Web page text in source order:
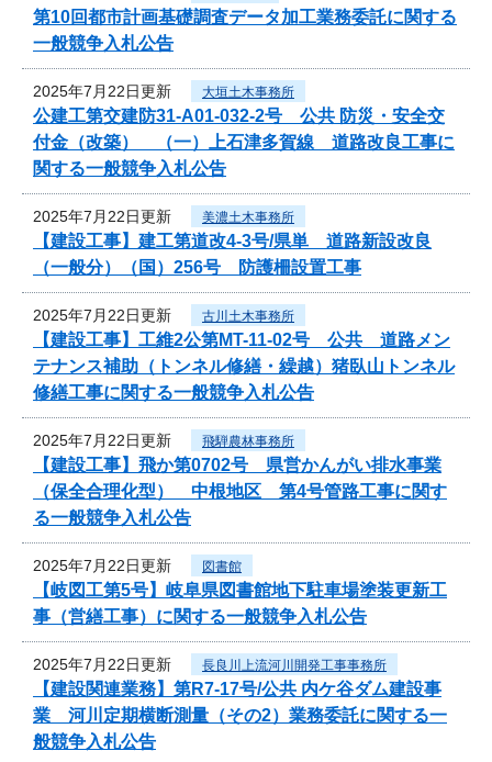
第10回都市計画基礎調査データ加工業務委託に関する
一般競争入札公告
2025年7月22日更新 大垣土木事務所
公建工第交建防31-A01-032-2号 公共 防災・安全交
付金（改築） （一）上石津多賀線 道路改良工事に
関する一般競争入札公告
2025年7月22日更新 美濃土木事務所
【建設工事】建工第道改4-3号/県単 道路新設改良
（一般分）（国）256号 防護柵設置工事
2025年7月22日更新 古川土木事務所
【建設工事】工維2公第MT-11-02号 公共 道路メン
テナンス補助（トンネル修繕・繰越）猪臥山トンネル
修繕工事に関する一般競争入札公告
2025年7月22日更新 飛騨農林事務所
【建設工事】飛か第0702号 県営かんがい排水事業
（保全合理化型） 中根地区 第4号管路工事に関す
る一般競争入札公告
2025年7月22日更新 図書館
【岐図工第5号】岐阜県図書館地下駐車場塗装更新工
事（営繕工事）に関する一般競争入札公告
2025年7月22日更新 長良川上流河川開発工事事務所
【建設関連業務】第R7-17号/公共 内ケ谷ダム建設事
業 河川定期横断測量（その2）業務委託に関する一
般競争入札公告